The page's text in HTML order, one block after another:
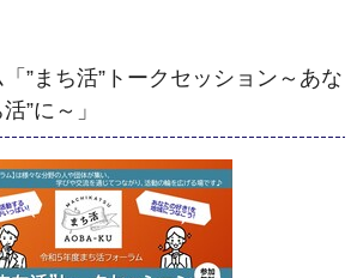
”まち活”トークセッション～あな
”に～」